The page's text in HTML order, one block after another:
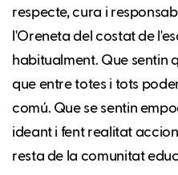
respecte, cura i
l'Oreneta del costat de
habitualment. Que sentin
que entre totes i tots
comú. Que se sentin
ideant i fent realitat
resta de la comunitat